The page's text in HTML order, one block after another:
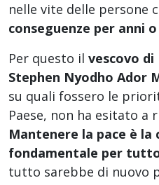
nelle vite delle persone
conseguenze per anni
Per questo il vescovo di
Stephen Nyodho Ador
su quali fossero le
Paese, non ha esitato a
Mantenere la pace è la
fondamentale per
tutto sarebbe di nuovo